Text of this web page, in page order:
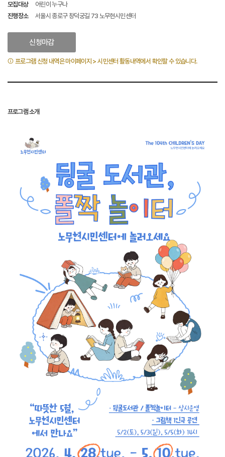
모집대상
어린이 누구나
진행장소
서울시 종로구 창덕궁길 73 노무현시민센터
신청마감
프로그램 신청 내역은 마이페이지 > 시민센터 활동내역에서 확인할 수 있습니다.
프로그램 소개